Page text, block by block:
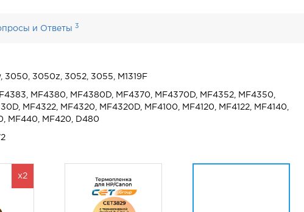
и Ответы3
3050, 3050z, 3052, 3055, M1319F
MF4380, MF4380D, MF4370, MF4370D, MF4352, MF4350,
MF4322, MF4320, MF4320D, MF4100, MF4120, MF4122, MF4140,
MF440, MF420, D480
x2